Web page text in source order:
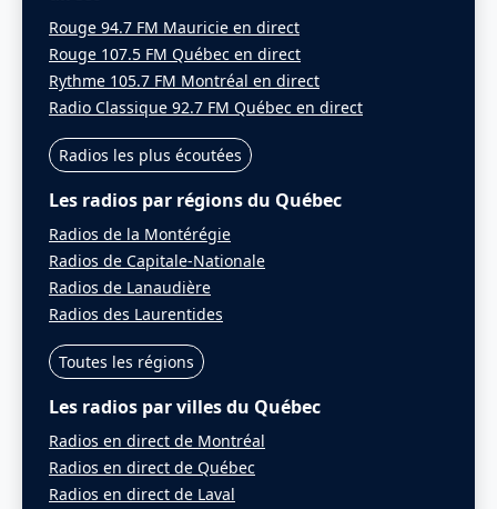
Rouge 94.7 FM Mauricie en direct
Rouge 107.5 FM Québec en direct
Rythme 105.7 FM Montréal en direct
Radio Classique 92.7 FM Québec en direct
Radios les plus écoutées
Les radios par régions du Québec
Radios de la Montérégie
Radios de Capitale-Nationale
Radios de Lanaudière
Radios des Laurentides
Toutes les régions
Les radios par villes du Québec
Radios en direct de Montréal
Radios en direct de Québec
Radios en direct de Laval